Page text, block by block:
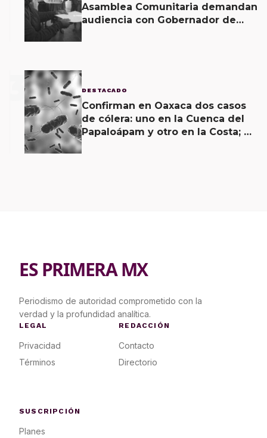
Asamblea Comunitaria demandan
audiencia con Gobernador de
3 DESTACADO
Confirman en Oaxaca dos casos
de cólera: uno en la Cuenca del
Papaloápam y otro en la Costa; el
ES PRIMERA MX
Periodismo de autoridad comprometido con la
verdad y la profundidad analítica.
LEGAL
Privacidad
Términos
REDACCIÓN
Contacto
Directorio
SUSCRIPCIÓN
Planes